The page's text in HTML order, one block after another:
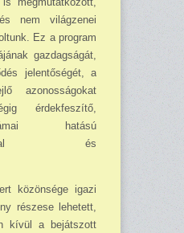
nem világzenei
Ez a program
gazdagságát,
jelentőségét, a
azonosságokat
érdekfeszítő,
hatású
és
közönsége igazi
részese lehetett,
kívül a bejátszott